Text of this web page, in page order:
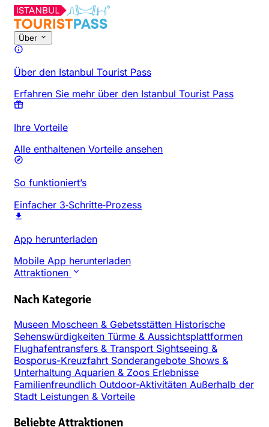
Über
Über den Istanbul Tourist Pass
Erfahren Sie mehr über den Istanbul Tourist Pass
Ihre Vorteile
Alle enthaltenen Vorteile ansehen
So funktioniert’s
Einfacher 3‑Schritte‑Prozess
App herunterladen
Mobile App herunterladen
Attraktionen
Nach Kategorie
Museen Moscheen & Gebetsstätten Historische
Sehenswürdigkeiten Türme & Aussichtsplattformen
Flughafentransfers & Transport Sightseeing &
Bosporus-Kreuzfahrt Sonderangebote Shows &
Unterhaltung Aquarien & Zoos Erlebnisse
Familienfreundlich Outdoor-Aktivitäten Außerhalb der
Stadt Leistungen & Vorteile
Beliebte Attraktionen